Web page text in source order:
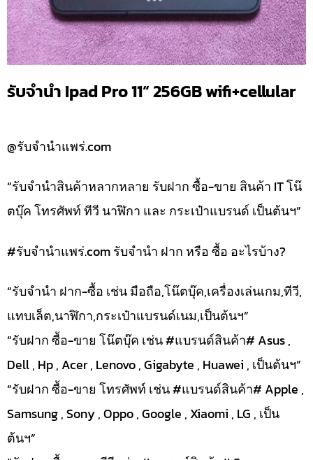
รับจำนำ Ipad Pro 11“ 256GB wifi+cellular
@รับจำนำแพร่.com
“รับจำนำสินค้าหลากหลาย รับฝาก ซื้อ-ขาย สินค้า IT โน๊
ตบุ๊ค โทรศัพท์ ทีวี นาฬิกา และ กระเป๋าแบรนด์ เป็นต้นฯ”
#รับจํานําแพร่.com รับจำนำ ฝาก หรือ ซื้อ อะไรบ้าง?
“รับจำนำ ฝาก-ซื้อ เช่น มือถือ,โน๊ตบุ๊ค,เครื่องเล่นเกม,ทีวี,
แทบเล็ต,นาฬิกา,กระเป๋าแบรนด์เนม,เป็นต้นฯ”
“รับฝาก ซื้อ-ขาย โน๊ตบุ๊ค เช่น #แบรนด์สินค้า# Asus ,
Dell , Hp , Acer , Lenovo , Gigabyte , Huawei , เป็นต้นฯ”
“รับฝาก ซื้อ-ขาย โทรศัพท์ เช่น #แบรนด์สินค้า# Apple ,
Samsung , Sony , Oppo , Google , Xiaomi , LG , เป็น
ต้นฯ”